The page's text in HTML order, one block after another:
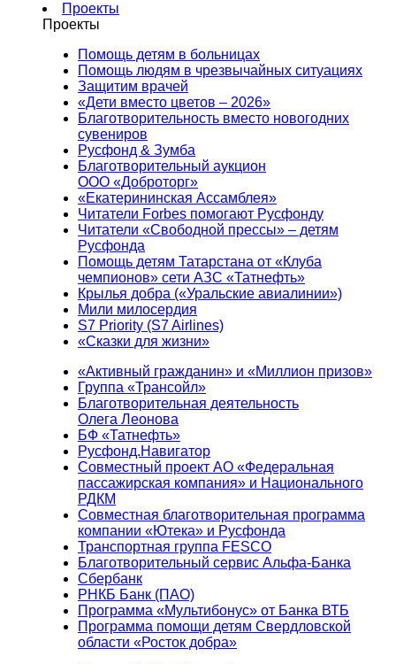
Проекты
Проекты
Помощь детям в больницах
Помощь людям в чрезвычайных ситуациях
Защитим врачей
«Дети вместо цветов – 2026»
Благотворительность вместо новогодних
сувениров
Русфонд & Зумба
Благотворительный аукцион
ООО «Доброторг»
«Екатерининская Ассамблея»
Читатели Forbes помогают Русфонду
Читатели «Свободной прессы» – детям
Русфонда
Помощь детям Татарстана от «Клуба
чемпионов» сети АЗС «Татнефть»
Крылья добра («Уральские авиалинии»)
Мили милосердия
S7 Priority (S7 Airlines)
«Сказки для жизни»
«Активный гражданин» и «Миллион призов»
Группа «Трансойл»
Благотворительная деятельность
Олега Леонова
БФ «Татнефть»
Русфонд.Навигатор
Совместный проект АО «Федеральная
пассажирская компания» и Национального
РДКМ
Совместная благотворительная программа
компании «Ютека» и Русфонда
Транспортная группа FESCO
Благотворительный сервис Альфа-Банка
Сбербанк
РНКБ Банк (ПАО)
Программа «Мультибонус» от Банка ВТБ
Программа помощи детям Свердловской
области «Росток добра»